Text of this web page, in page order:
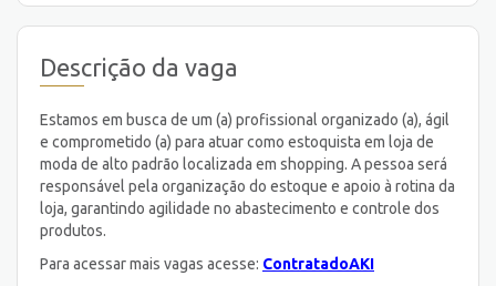
Descrição da vaga
Estamos em busca de um (a) profissional organizado (a), ágil
e comprometido (a) para atuar como estoquista em loja de
moda de alto padrão localizada em shopping. A pessoa será
responsável pela organização do estoque e apoio à rotina da
loja, garantindo agilidade no abastecimento e controle dos
produtos.
Para acessar mais vagas acesse: ContratadoAKI